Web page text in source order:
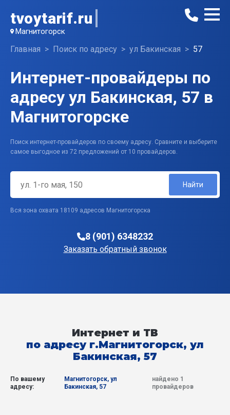
tvoytarif.ru
Магнитогорск
Главная Поиск по адресу ул Бакинская 57
Интернет-провайдеры по
адресу ул Бакинская, 57 в
Магнитогорске
Поиск интернет-провайдеров по своему адресу. Сравните и выберите
самое выгодное из 72 предложений от 10 провайдеров.
Найти
Вся зона охвата 18109 адресов Магнитогорска
8 (901) 6348232
Заказать обратный звонок
Интернет и ТВ
по адресу г.Магнитогорск, ул
Бакинская, 57
По вашему
адресу:
Магнитогорск, ул
Бакинская, 57
найдено 1
провайдеров